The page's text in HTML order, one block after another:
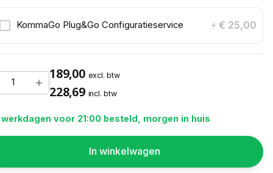
KommaGo Plug&Go Configuratieservice + € 25,00
189,00 excl. btw
228,69 incl. btw
werkdagen voor 21:00 besteld, morgen in huis
In winkelwagen